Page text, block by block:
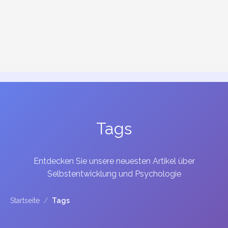
Tags
Entdecken Sie unsere neuesten Artikel über
Selbstentwicklung und Psychologie
Startseite / Tags